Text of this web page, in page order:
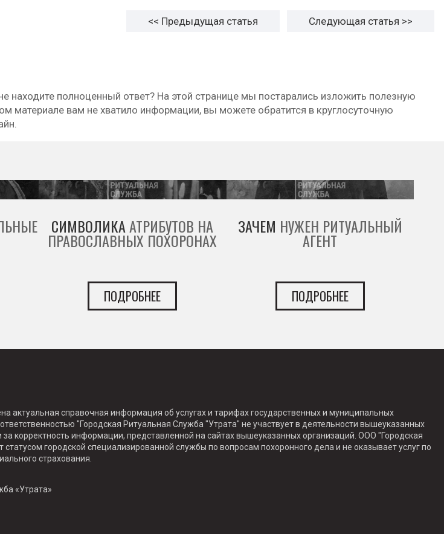
<< Предыдущая статья Следующая статья >>
полноценный ответ? На этой странице мы постарались изложить полезную
материале вам не хватило информации, вы можете обратится в круглосуточную
СИМВОЛИКААТРИБУТОВ НА
ПРАВОСЛАВНЫХ ПОХОРОНАХ
ПОДРОБНЕЕ
ЗАЧЕМ НУЖЕН РИТУАЛЬНЫЙ
АГЕНТ
ПОДРОБНЕЕ
актуальная справочная информация об услугах и тарифах государственных и муниципальных
"Городская Ритуальная Служба "Утрата" не участвует в деятельности вышеуказанных
за корректность информации, представленной на сайтах вышеуказанных организаций. ООО "Городская
городской специализированной службы по вопросам похоронного дела и не оказывает услуг по
страхования.
«Утрата»